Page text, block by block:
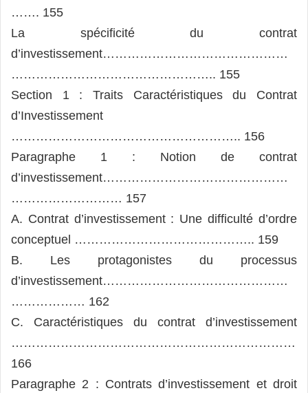
……. 155
La spécificité du contrat
d’investissement………………………………………
………………………………………….. 155
Section 1 : Traits Caractéristiques du Contrat
d’Investissement
……………………………………………….. 156
Paragraphe 1 : Notion de contrat
d’investissement………………………………………
……………………… 157
A. Contrat d’investissement : Une difficulté d’ordre
conceptuel …………………………………….. 159
B. Les protagonistes du processus
d’investissement………………………………………
……………… 162
C. Caractéristiques du contrat d’investissement
……………………………………………………………
166
Paragraphe 2 : Contrats d’investissement et droit